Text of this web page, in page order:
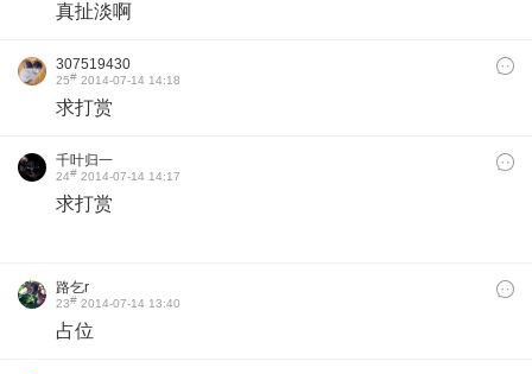
真扯淡啊
307519430
25# 2014-07-14 14:18
求打赏
千叶归一
24# 2014-07-14 14:17
求打赏
路乞r
23# 2014-07-14 13:40
占位